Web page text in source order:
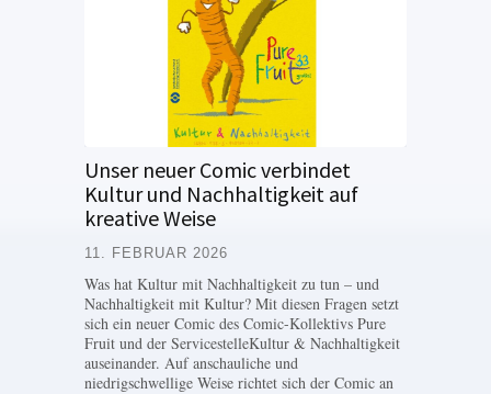
Unser neuer Comic verbindet
Kultur und Nachhaltigkeit auf
kreative Weise
11. FEBRUAR 2026
Was hat Kultur mit Nachhaltigkeit zu tun – und
Nachhaltigkeit mit Kultur? Mit diesen Fragen setzt
sich ein neuer Comic des Comic-Kollektivs Pure
Fruit und der ServicestelleKultur & Nachhaltigkeit
auseinander. Auf anschauliche und
niedrigschwellige Weise richtet sich der Comic an